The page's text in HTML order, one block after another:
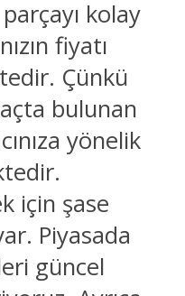
kolay
fiyatı
Çünkü
bulunan
yönelik
için şase
Piyasada
güncel